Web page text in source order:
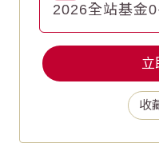
2026全站基金
收
立